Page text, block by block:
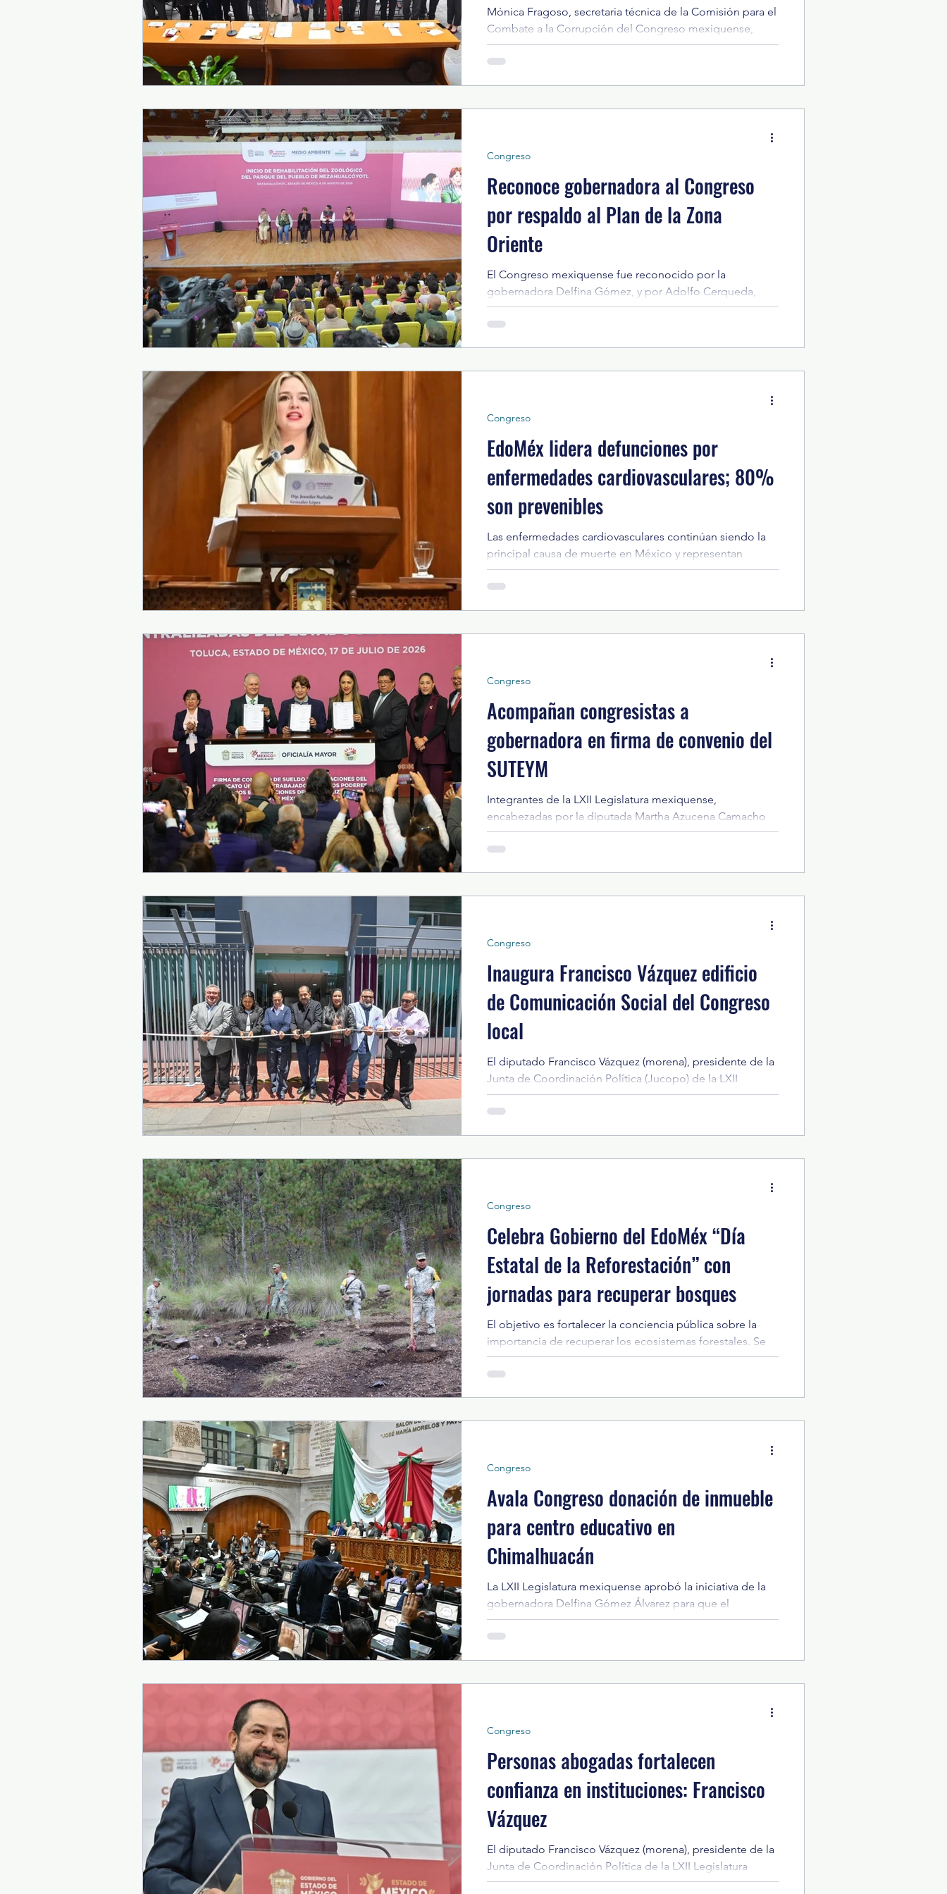
Turismo y diversión Elecciones presidenciales 2024 ELECCIONES EDOMEX 2024 Arte
Legislatura EdoMéx Medio Ambiente INVESTIGACIÓN ESPECIAL
Mónica Fragoso, secretaria técnica de la Comisión para el
Combate a la Corrupción del Congreso mexiquense,
llamó a difundir la convocatoria para la designación de
dos personas integrantes del Comité de Participación
Selección del SAEMM aprobó la convocatoria en sesión
Reconoce gobernadora al Congreso
por respaldo al Plan de la Zona
Oriente
El Congreso mexiquense fue reconocido por la
gobernadora Delfina Gómez, y por Adolfo Cerqueda,
alcalde de Nezahualcóyotl, por su respaldo al Plan
Integral de la Zona Oriente y por la coordinación entre los
la rehabilitación del Zoológico del Parque del Pueblo de
Congreso
EdoMéx lidera defunciones por
enfermedades cardiovasculares; 80%
son prevenibles
Las enfermedades cardiovasculares continúan siendo la
principal causa de muerte en México y representan
alrededor del 30% de todas las defunciones registradas
en el país. En el Estado de México fallecen, en promedio,
prevención, el diagnóstico oportuno y la atención
Congreso
Acompañan congresistas a
gobernadora en firma de convenio del
SUTEYM
Integrantes de la LXII Legislatura mexiquense,
encabezadas por la diputada Martha Azucena Camacho
Reynoso, asistieron a la firma del Convenio de Sueldos y
Prestaciones 2026 del Sindicato Único de Trabajadores de
gobernadora Delfina Gómez Álvarez. Ante las diputadas
Congreso
Inaugura Francisco Vázquez edificio
de Comunicación Social del Congreso
local
El diputado Francisco Vázquez (morena), presidente de la
Junta de Coordinación Política (Jucopo) de la LXII
Legislatura mexiquense, inauguró el edificio que alberga
las oficinas de la Dirección General de Comunicación
y reducir las erogaciones derivadas de la renta de
Congreso
Celebra Gobierno del EdoMéx “Día
Estatal de la Reforestación” con
jornadas para recuperar bosques
El objetivo es fortalecer la conciencia pública sobre la
importancia de recuperar los ecosistemas forestales. Se
desarrollaron trabajos orientados a favorecer la retención
de humedad, disminuir el escurrimiento superficial,
degradadas y fortalecer la conservación del suelo y el
Congreso
Avala Congreso donación de inmueble
para centro educativo en
Chimalhuacán
La LXII Legislatura mexiquense aprobó la iniciativa de la
gobernadora Delfina Gómez Álvarez para que el
Gobierno del Estado de México done al Instituto
Mexicano del Seguro Social un inmueble ubicado en
mexiquense avaló la iniciativa de la gobernadora Delfina
Social (IMSS) un inmu
Congreso
Personas abogadas fortalecen
confianza en instituciones: Francisco
Vázquez
El diputado Francisco Vázquez (morena), presidente de la
Junta de Coordinación Política de la LXII Legislatura
mexiquense, resaltó que las y los profesionistas del
Congreso